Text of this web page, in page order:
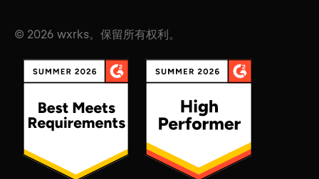
© 2026 wxrks。保留所有权利。